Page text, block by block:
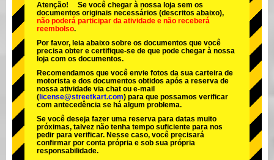
Okinawa
Atenção! Se você chegar à nossa loja sem os
documentos originais necessários (descritos abaixo),
não poderá participar da atividade e não receberá
reembolso.
Por favor, leia abaixo sobre os documentos que você
precisa obter e certifique-se de que pode chegar à nossa
loja com os documentos.
Recomendamos que você envie fotos da sua carteira de
motorista e dos documentos obtidos após a reserva de
nossa atividade via chat ou e-mail
( license@streetkart.com) para que possamos verificar
com antecedência se há algum problema.
Se você deseja fazer uma reserva para datas muito
próximas, talvez não tenha tempo suficiente para nos
pedir para verificar. Nesse caso, você precisará
confirmar por conta própria e sob sua própria
responsabilidade.